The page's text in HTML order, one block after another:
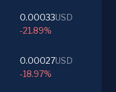
0.00033USD
-21.89%
0.00027USD
-18.97%